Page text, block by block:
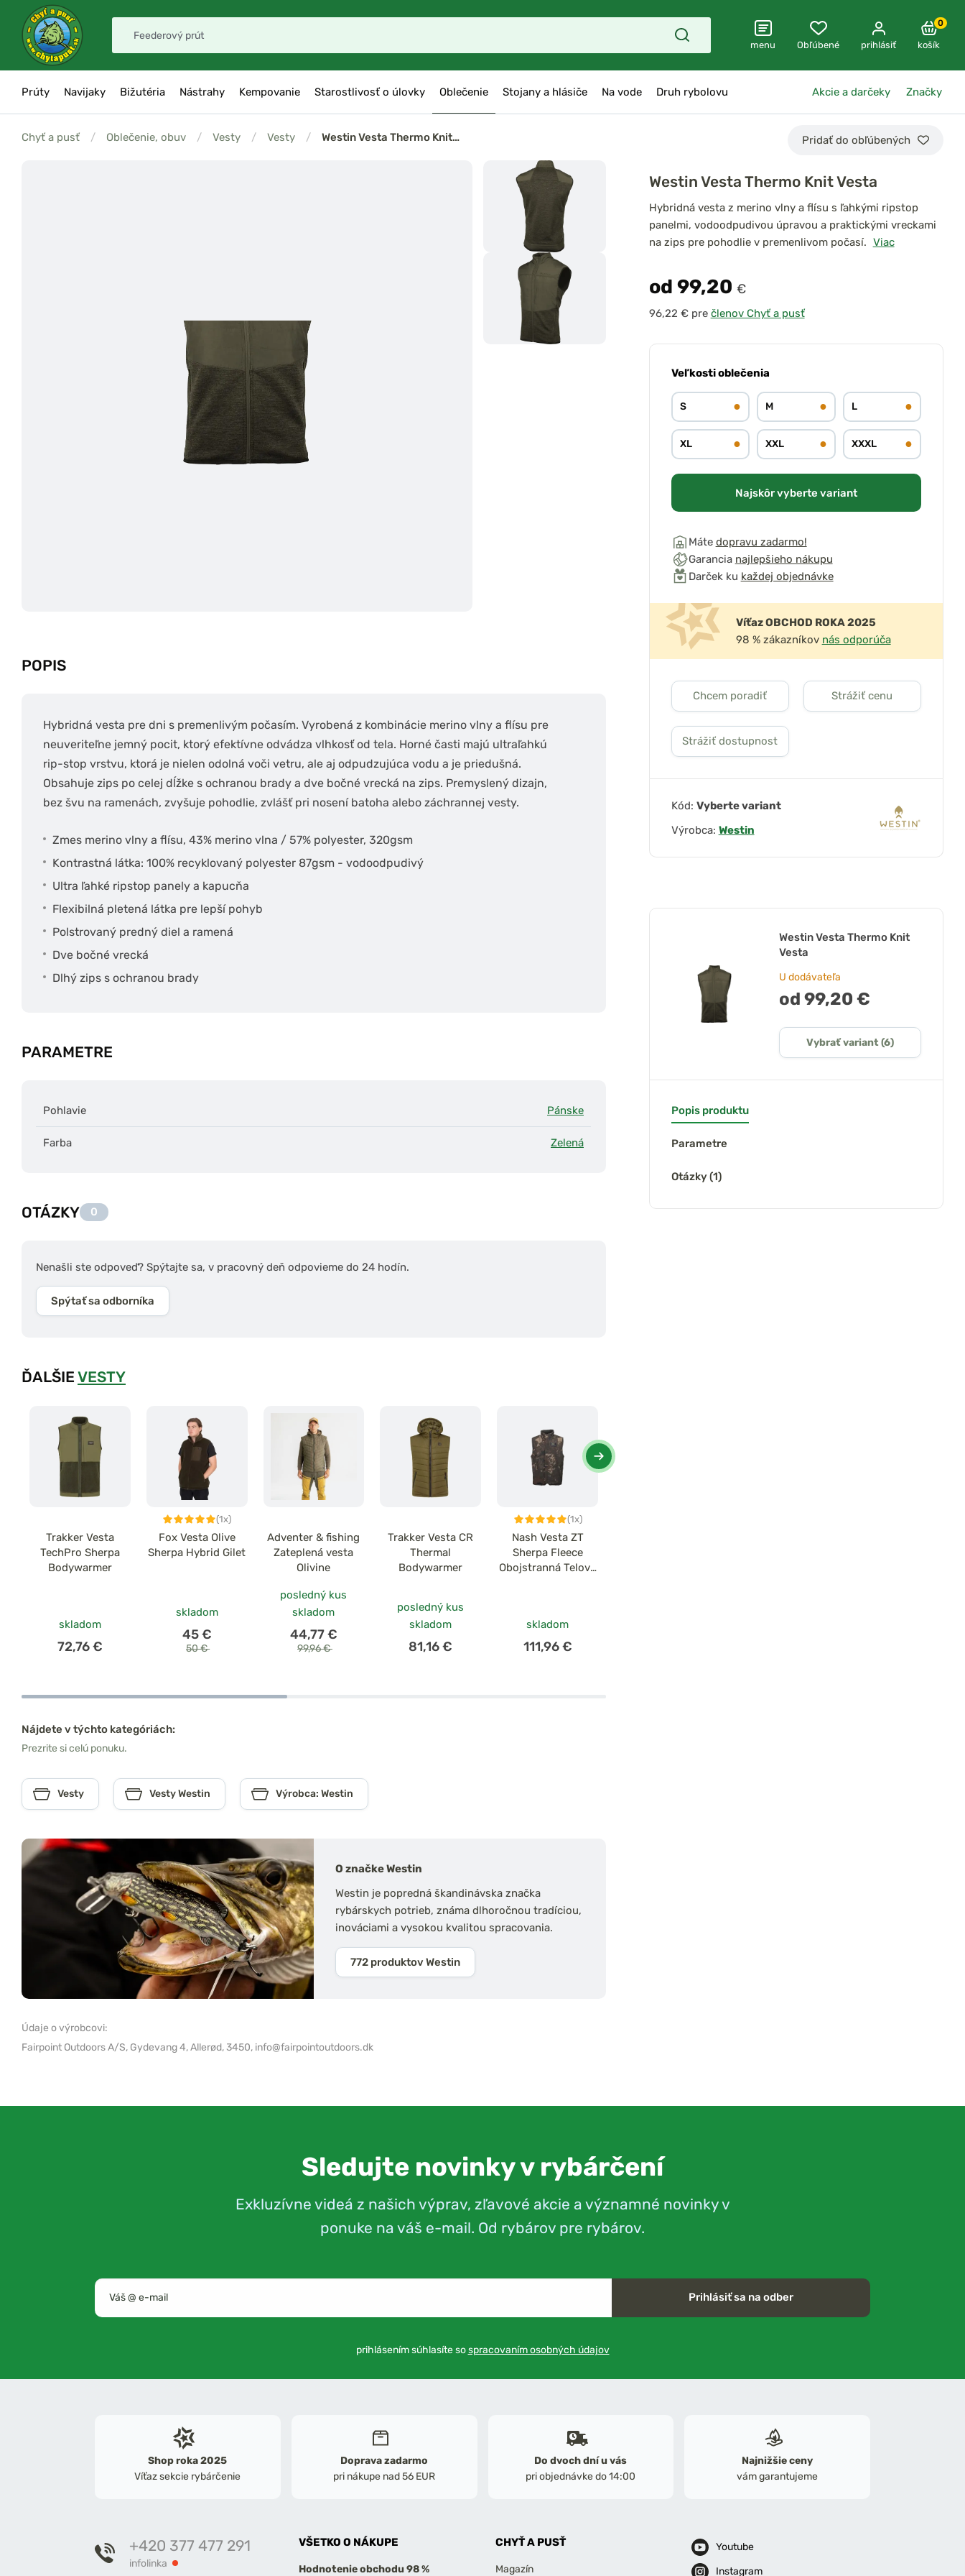
menu Obľúbené prihlásiť
0
košík
Prúty Navijaky Bižutéria Nástrahy Kempovanie Starostlivosť o úlovky Oblečenie Stojany a hlásiče Na vode Druh rybolovu Akcie a darčeky Značky
Chyť a pusť / Oblečenie, obuv / Vesty / Vesty / Westin Vesta Thermo Knit… Pridať do obľúbených
POPIS
Hybridná vesta pre dni s premenlivým počasím. Vyrobená z kombinácie merino vlny a flísu pre
neuveriteľne jemný pocit, ktorý efektívne odvádza vlhkosť od tela. Horné časti majú ultraľahkú
rip-stop vrstvu, ktorá je nielen odolná voči vetru, ale aj odpudzujúca vodu a je priedušná.
Obsahuje zips po celej dĺžke s ochranou brady a dve bočné vrecká na zips. Premyslený dizajn,
bez švu na ramenách, zvyšuje pohodlie, zvlášť pri nosení batoha alebo záchrannej vesty.
Zmes merino vlny a flísu, 43% merino vlna / 57% polyester, 320gsm
Kontrastná látka: 100% recyklovaný polyester 87gsm - vodoodpudivý
Ultra ľahké ripstop panely a kapucňa
Flexibilná pletená látka pre lepší pohyb
Polstrovaný predný diel a ramená
Dve bočné vrecká
Dlhý zips s ochranou brady
PARAMETRE
Pohlavie Pánske
Farba Zelená
OTÁZKY 0
Nenašli ste odpoveď? Spýtajte sa, v pracovný deň odpovieme do 24 hodín.
Spýtať sa odborníka
ĎALŠIE VESTY
Trakker Vesta
TechPro Sherpa
Bodywarmer
skladom
72,76 €
(1x)
Fox Vesta Olive
Sherpa Hybrid Gilet
skladom
45 €
50 €
Adventer & fishing
Zateplená vesta
Olivine
posledný kus
skladom
44,77 €
99,96 €
Trakker Vesta CR
Thermal
Bodywarmer
posledný kus
skladom
81,16 €
(1x)
Nash Vesta ZT
Sherpa Fleece
Obojstranná Telová
skladom
111,96 €
Nájdete v týchto kategóriách:
Prezrite si celú ponuku.
Vesty Vesty Westin Výrobca: Westin
O značke Westin
Westin je popredná škandinávska značka
rybárskych potrieb, známa dlhoročnou tradíciou,
inováciami a vysokou kvalitou spracovania.
772 produktov Westin
Údaje o výrobcovi:
Fairpoint Outdoors A/S, Gydevang 4, Allerød, 3450, info@fairpointoutdoors.dk
Westin Vesta Thermo Knit Vesta
Hybridná vesta z merino vlny a flísu s ľahkými ripstop
panelmi, vodoodpudivou úpravou a praktickými vreckami
na zips pre pohodlie v premenlivom počasí. Viac
od 99,20 €
pre členov Chyť a pusť
Veľkosti oblečenia
S ● M ● L ●
XL ● XXL ● XXXL ●
Najskôr vyberte variant
Máte dopravu zadarmo!
Garancia najlepšieho nákupu
Darček ku každej objednávke
Víťaz OBCHOD ROKA 2025
98 % zákazníkov nás odporúča
Chcem poradiť Strážiť cenu
Strážiť dostupnost
Kód: Vyberte variant
Výrobca: Westin
Westin Vesta Thermo Knit
Vesta
U dodávateľa
od 99,20 €
Vybrať variant (6)
Popis produktu
Parametre
Otázky (1)
Sledujte novinky v rybárčení
Exkluzívne videá z našich výprav, zľavové akcie a významné novinky v
ponuke na váš e-mail. Od rybárov pre rybárov.
Prihlásiť sa na odber
prihlásením súhlasíte sospracovaním osobných údajov
Shop roka 2025
Víťaz sekcie rybárčenie
Doprava zadarmo
pri nákupe nad 56 EUR
Do dvoch dní u vás
pri objednávke do 14:00
Najnižšie ceny
vám garantujeme
+420 377 477 291
infolinka
VŠETKO O NÁKUPE
Hodnotenie obchodu 98 %
CHYŤ A PUSŤ
Magazín
Youtube
Instagram